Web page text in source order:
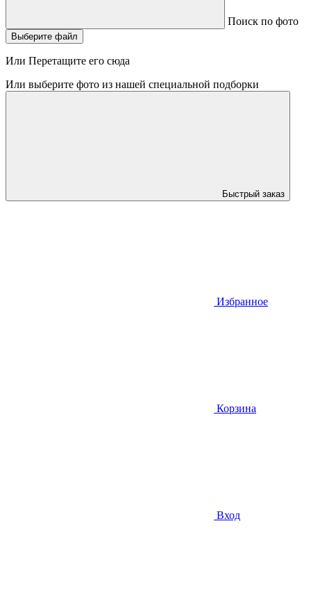
Поиск по фото
Выберите файл
Или Перетащите его сюда
Или выберите фото из нашей специальной подборки
Быстрый заказ
Избранное
Корзина
Вход